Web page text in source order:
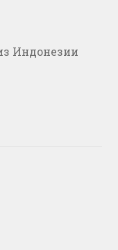
Индонезии